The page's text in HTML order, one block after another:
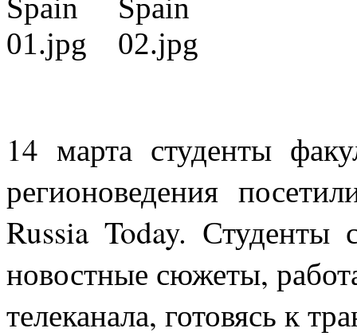
14 марта студенты
регионоведения
Russia Today. Студенты
новостные сюжеты,
телеканала, готовясь к